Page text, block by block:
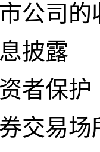
公司的
披露
者保护
交易场